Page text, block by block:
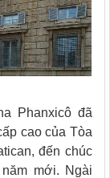
Phanxicô đã
cao của Tòa
đến chúc
mới. Ngài